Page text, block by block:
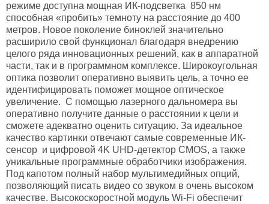
режиме доступна мощная ИК-подсветка 850 нм
способная «пробить» темноту на расстояние до 400
метров. Новое поколение биноклей значительно
расширило свой функционал благодаря внедрению
целого ряда инновационных решений, как в аппаратной
части, так и в программном комплексе. Широкоугольная
оптика позволит оперативно выявить цель, а точно ее
идентифицировать поможет мощное оптическое
увеличение. С помощью лазерного дальномера вы
оперативно получите данные о расстоянии к цели и
сможете адекватно оценить ситуацию. За идеальное
качество картинки отвечают самые современные ИК-
сенсор и цифровой 4K UHD-детектор CMOS, а также
уникальные программные обработчики изображения.
Под капотом полный набор мультимедийных опций,
позволяющий писать видео со звуком в очень высоком
качестве. Высокоскоростной модуль Wi-Fi обеспечит